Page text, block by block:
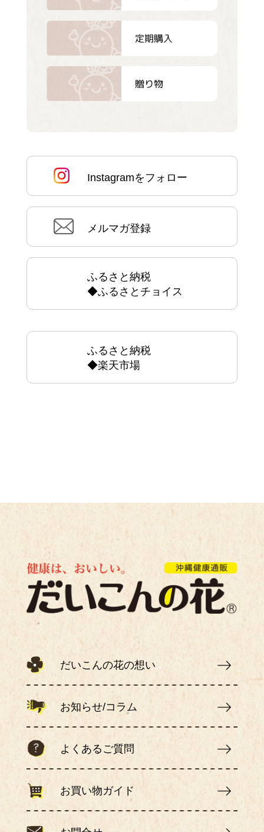
定期購入
贈り物
Instagramをフォロー
メルマガ登録
ふるさと納税
◆ふるさとチョイス
ふるさと納税
◆楽天市場
だいこんの花の想い
お知らせ/コラム
よくあるご質問
お買い物ガイド